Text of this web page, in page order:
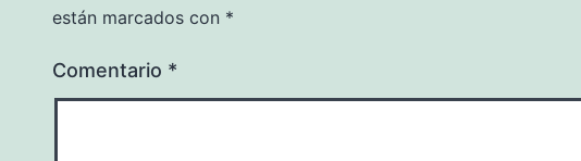
están marcados con *
Comentario *